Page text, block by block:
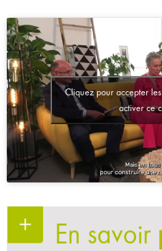
Cliquez pour accepter
activer ce
En savoir